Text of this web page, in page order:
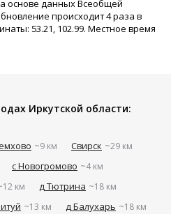
основе данных Всеобщей
происходит 4 раза в
53.21, 102.99. Местное время
Иркутской области:
~9 км Свирск ~29 км
с Новогромово ~4 км
км д Тютрина ~18 км
~13 км д Балухарь ~18 км